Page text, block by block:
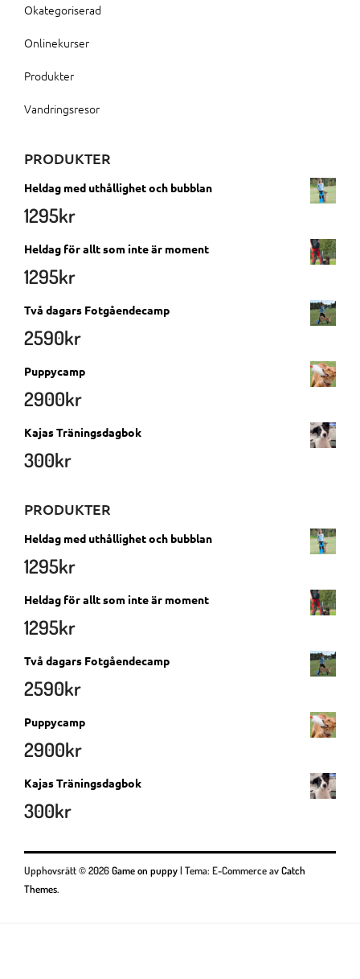
Okategoriserad
Onlinekurser
Produkter
Vandringsresor
PRODUKTER
Heldag med uthållighet och bubblan
1295kr
Heldag för allt som inte är moment
1295kr
Två dagars Fotgåendecamp
2590kr
Puppycamp
2900kr
Kajas Träningsdagbok
300kr
PRODUKTER
Heldag med uthållighet och bubblan
1295kr
Heldag för allt som inte är moment
1295kr
Två dagars Fotgåendecamp
2590kr
Puppycamp
2900kr
Kajas Träningsdagbok
300kr
Upphovsrätt © 2026Game on puppy|Tema: E-Commerce avCatch
Themes.